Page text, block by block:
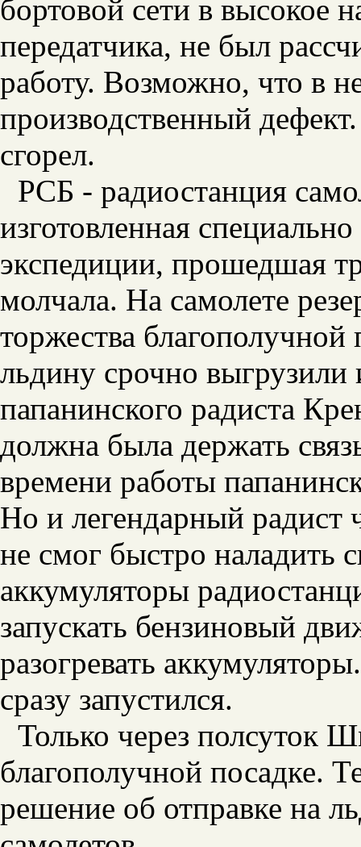
бортовой сети в высокое
передатчика, не был
работу. Возможно, что в
производственный
сгорел.
РСБ - радиостанция
изготовленная
экспедиции, прошедшая
молчала. На самолете
торжества
льдину срочно выгрузили
папанинского радиста
должна была держать
времени работы
Но и легендарный радист
не смог быстро наладить
аккумуляторы
запускать бензиновый
разогревать
сразу запустился.
Только через полсуток
благополучной посадке.
решение об отправке на